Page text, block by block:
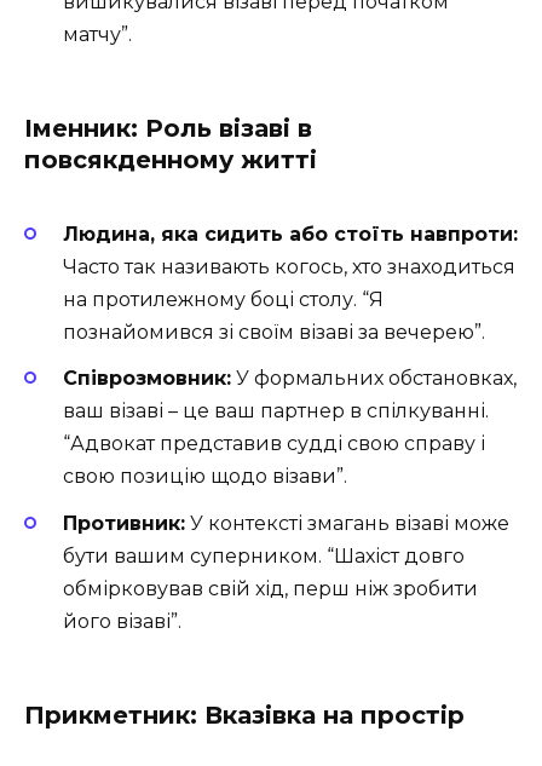
матчу”.
Іменник: Роль візаві в
повсякденному житті
Людина, яка сидить або стоїть навпроти:
Часто так називають когось, хто знаходиться
на протилежному боці столу. “Я
познайомився зі своїм візаві за вечерею”.
Співрозмовник: У формальних обстановках,
ваш візаві – це ваш партнер в спілкуванні.
“Адвокат представив судді свою справу і
свою позицію щодо візави”.
Противник: У контексті змагань візаві може
бути вашим суперником. “Шахіст довго
обмірковував свій хід, перш ніж зробити
його візаві”.
Прикметник: Вказівка на простір